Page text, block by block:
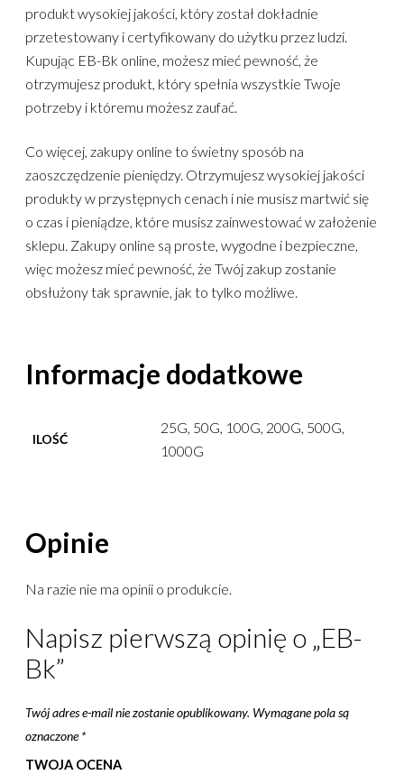
produkt wysokiej jakości, który został dokładnie
przetestowany i certyfikowany do użytku przez ludzi.
Kupując EB-Bk online, możesz mieć pewność, że
otrzymujesz produkt, który spełnia wszystkie Twoje
potrzeby i któremu możesz zaufać.
Co więcej, zakupy online to świetny sposób na
zaoszczędzenie pieniędzy. Otrzymujesz wysokiej jakości
produkty w przystępnych cenach i nie musisz martwić się
o czas i pieniądze, które musisz zainwestować w założenie
sklepu. Zakupy online są proste, wygodne i bezpieczne,
więc możesz mieć pewność, że Twój zakup zostanie
obsłużony tak sprawnie, jak to tylko możliwe.
Informacje dodatkowe
ILOŚĆ
25G, 50G, 100G, 200G, 500G,
1000G
Opinie
Na razie nie ma opinii o produkcie.
Napisz pierwszą opinię o „EB-
Bk”
Twój adres e-mail nie zostanie opublikowany. Wymagane pola są
oznaczone*
TWOJA OCENA